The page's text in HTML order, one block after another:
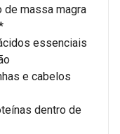
de massa magra
essenciais
e cabelos
dentro de